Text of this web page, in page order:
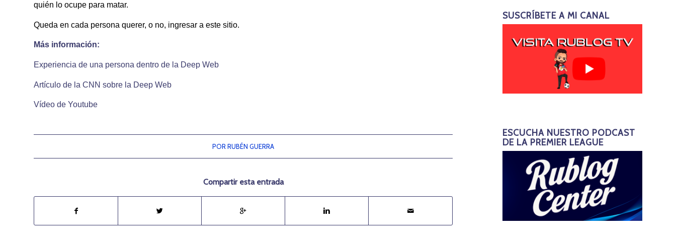
quién lo ocupe para matar.
Queda en cada persona querer, o no, ingresar a este sitio.
Más información:
Experiencia de una persona dentro de la Deep Web
Artículo de la CNN sobre la Deep Web
Vídeo de Youtube
PORRUBÉN GUERRA
Compartir esta entrada
SUSCRÍBETE A MI CANAL
ESCUCHA NUESTRO PODCAST
DE LA PREMIER LEAGUE